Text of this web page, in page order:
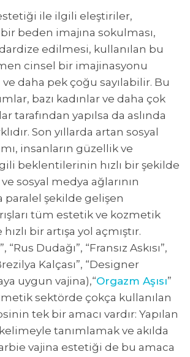
ile ilgili eleştiriler,
bir beden imajına sokulması,
edilmesi, kullanılan bu
cinsel bir imajinasyonu
ve daha pek çoğu sayılabilir. Bu
bazı kadınlar ve daha çok
tarafından yapılsa da aslında
Son yıllarda artan sosyal
insanların güzellik ve
beklentilerinin hızlı bir şekilde
sosyal medya ağlarının
paralel şekilde gelişen
tüm estetik ve kozmetik
bir artışa yol açmıştır.
“Rus Dudağı”, “Fransız Askısı”,
Kalçası”, “Designer
uygun vajina),“Orgazm Aşısı”
sektörde çokça kullanılan
tek bir amacı vardır: Yapılan
tanımlamak ve akılda
vajina estetiği de bu amaca